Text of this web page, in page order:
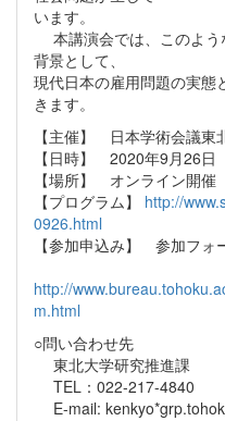
います。
本講演会では、このよう
背景として、
現代日本の雇用問題の実態
きます。
【主催】 日本学術会議東
【日時】 2020年9月26日
【場所】 オンライン開催
【プログラム】 http://
0926.html
【参加申込み】 参加フォ
http://
m.html
○問い合わせ先
東北大学研究推進課
TEL：022-217-4840
E-mail: